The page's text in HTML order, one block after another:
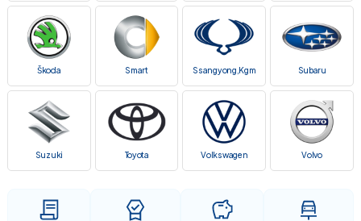
Škoda Smart Ssangyong,Kgm Subaru
Suzuki Toyota Volkswagen Volvo